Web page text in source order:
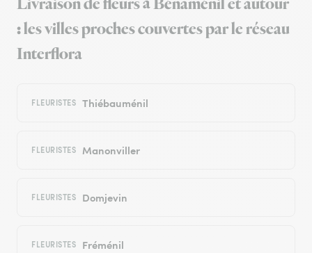
: les villes proches couvertes par le réseau
Interflora
FLEURISTES Thiébauménil
FLEURISTES Manonviller
FLEURISTES Domjevin
FLEURISTES Fréménil